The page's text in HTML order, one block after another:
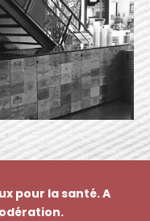
pour la santé. A